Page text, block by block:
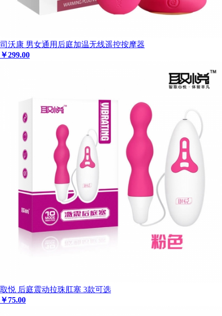
司沃康 男女通用后庭加温无线遥控按摩器
￥299.00
取悦 后庭震动拉珠肛塞 3款可选
￥75.00